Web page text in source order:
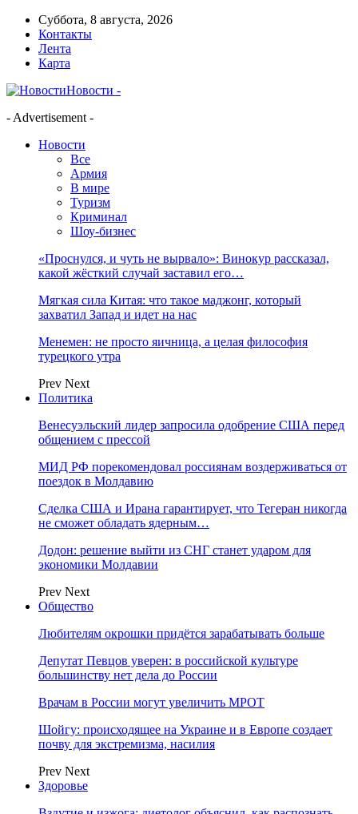
Суббота, 8 августа, 2026
Контакты
Лента
Карта
Новости -
- Advertisement -
Новости
Все
Армия
В мире
Туризм
Криминал
Шоу-бизнес
«Проснулся, и чуть не вырвало»: Винокур рассказал,
какой жёсткий случай заставил его…
Мягкая сила Китая: что такое маджонг, который
захватил Запад и идет на нас
Менемен: не просто яичница, а целая философия
турецкого утра
Prev Next
Политика
Венесуэльский лидер запросила одобрение США перед
общением с прессой
МИД РФ порекомендовал россиянам воздерживаться от
поездок в Молдавию
Сделка США и Ирана гарантирует, что Тегеран никогда
не сможет обладать ядерным…
Додон: решение выйти из СНГ станет ударом для
экономики Молдавии
Prev Next
Общество
Любителям окрошки придётся зарабатывать больше
Депутат Певцов уверен: в российской культуре
большинству нет дела до России
Врачам в России могут увеличить МРОТ
Шойгу: происходящее на Украине и в Европе создает
почву для экстремизма, насилия
Prev Next
Здоровье